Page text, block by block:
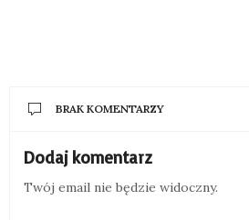
BRAK KOMENTARZY
Dodaj komentarz
Twój email nie będzie widoczny.